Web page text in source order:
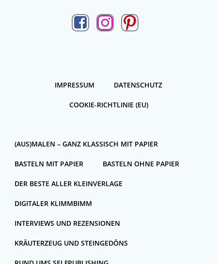
IMPRESSUM DATENSCHUTZ
COOKIE-RICHTLINIE (EU)
(AUS)MALEN – GANZ KLASSISCH MIT PAPIER
BASTELN MIT PAPIER BASTELN OHNE PAPIER
DER BESTE ALLER KLEINVERLAGE
DIGITALER KLIMMBIMM
INTERVIEWS UND REZENSIONEN
KRÄUTERZEUG UND STEINGEDÖNS